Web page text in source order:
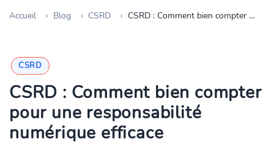
Accueil Blog CSRD CSRD : Comment bien compter pour une responsabilité numérique efficace
CSRD
CSRD : Comment bien compter
pour une responsabilité
numérique efficace